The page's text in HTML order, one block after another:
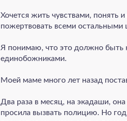
Хочется жить чувствами, понять
пожертвовать всеми остальными
Я понимаю, что это должно быть
единобожниками.
Моей маме много лет назад
Два раза в месяц, на экадаши,
просила вызвать полицию. Но